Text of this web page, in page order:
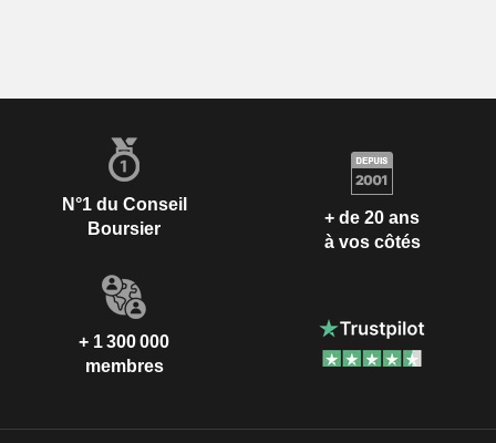
N°1 du Conseil
Boursier
+ de 20 ans
à vos côtés
+ 1 300 000
membres